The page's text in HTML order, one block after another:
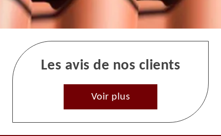
Les avis de nos clients
Voir plus